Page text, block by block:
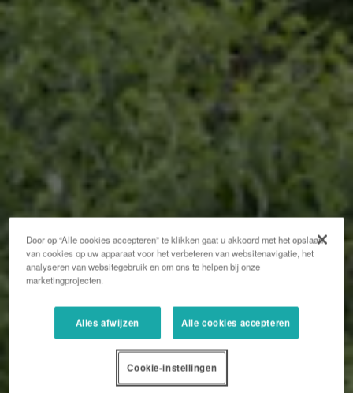
Door op “Alle cookies accepteren” te klikken gaat u akkoord met het opslaan
van cookies op uw apparaat voor het verbeteren van websitenavigatie, het
analyseren van websitegebruik en om ons te helpen bij onze
marketingprojecten.
Alles afwijzen Alle cookies accepteren
Cookie-instellingen